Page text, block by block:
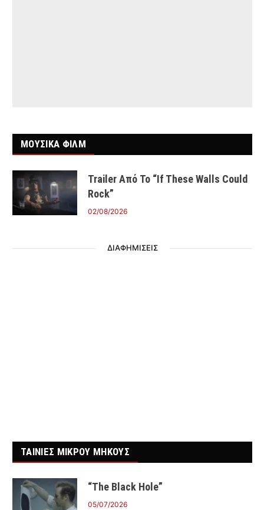
ΜΟΥΣΙΚΑ ΦΙΛΜ
Trailer Από Το “If These Walls Could
Rock”
02/08/2026
ΔΙΑΦΗΜΙΣΕΙΣ
ΤΑΙΝΙΕΣ ΜΙΚΡΟΥ ΜΗΚΟΥΣ
“The Black Hole”
05/07/2026